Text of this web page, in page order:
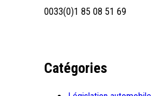
0033(0)1 85 08 51 69
Catégories